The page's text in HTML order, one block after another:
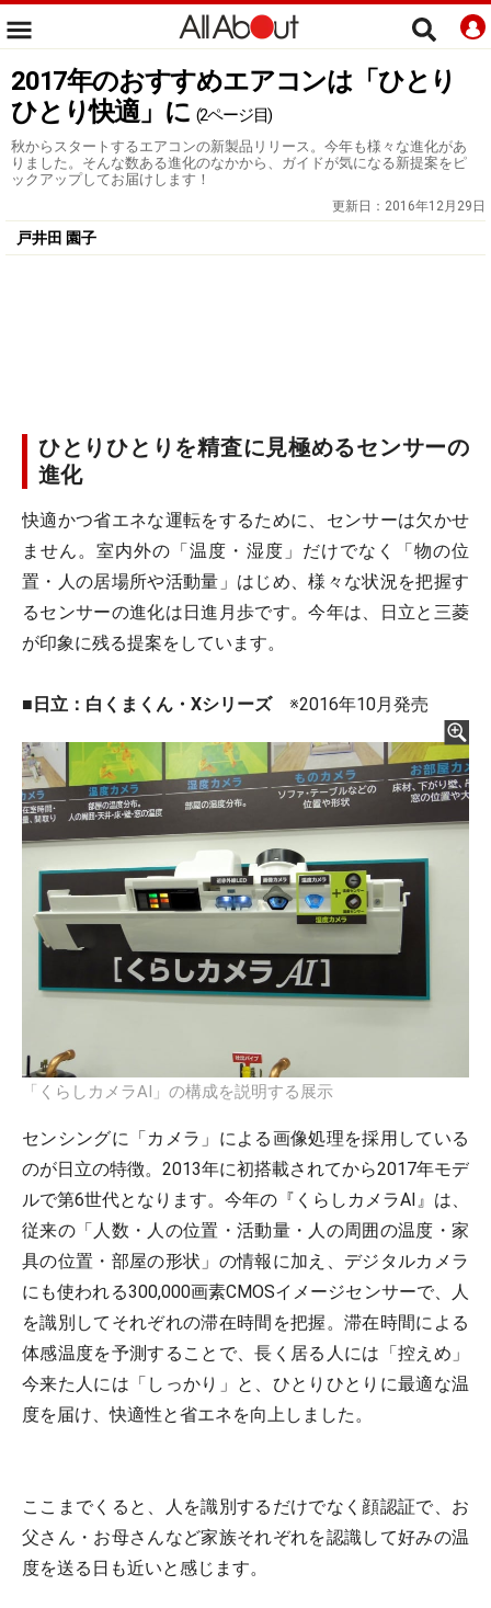
2017年のおすすめエアコンは「ひとり
ひとり快適」に (2ページ目)
秋からスタートするエアコンの新製品リリース。今年も様々な進化があ
りました。そんな数ある進化のなかから、ガイドが気になる新提案をピ
ックアップしてお届けします！
更新日： 2016年12月29日
戸井田 園子
ひとりひとりを精査に見極めるセンサーの
進化
快適かつ省エネな運転をするために、センサーは欠かせ
ません。室内外の「温度・湿度」だけでなく「物の位
置・人の居場所や活動量」はじめ、様々な状況を把握す
るセンサーの進化は日進月歩です。今年は、日立と三菱
が印象に残る提案をしています。
■日立：白くまくん・Xシリーズ※2016年10月発売
「くらしカメラAI」の構成を説明する展示
センシングに「カメラ」による画像処理を採用している
のが日立の特徴。2013年に初搭載されてから2017年モデ
ルで第6世代となります。今年の『くらしカメラAI』は、
従来の「人数・人の位置・活動量・人の周囲の温度・家
具の位置・部屋の形状」の情報に加え、デジタルカメラ
にも使われる300,000画素CMOSイメージセンサーで、人
を識別してそれぞれの滞在時間を把握。滞在時間による
体感温度を予測することで、長く居る人には「控えめ」
今来た人には「しっかり」と、ひとりひとりに最適な温
度を届け、快適性と省エネを向上しました。
ここまでくると、人を識別するだけでなく顔認証で、お
父さん・お母さんなど家族それぞれを認識して好みの温
度を送る日も近いと感じます。